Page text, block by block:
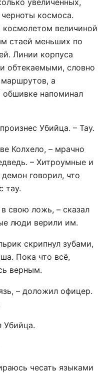
увеличенных,
космоса.
космолетом величиной
стаей меньших по
Линии корпуса
обтекаемыми, словно
маршрутов, а
обшивке напоминал
Убийца. – Тау.
Колхело, – мрачно
– Хитроумные и
говорил, что
тау.
свою ложь, – сказал
люди верили им.
скрипнул зубами,
Пока что всё,
верным.
– доложил офицер.
Убийца.
чесать языками